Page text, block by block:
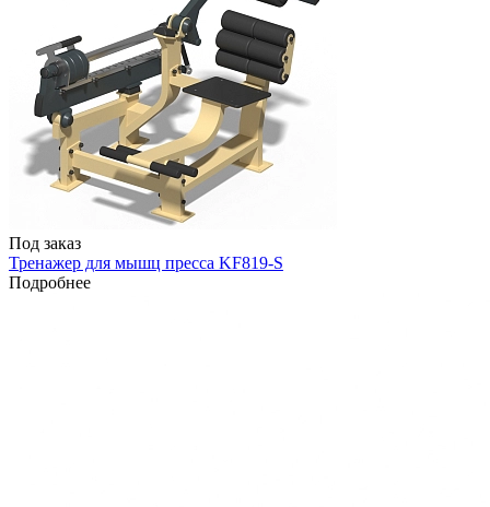
Под заказ
Тренажер для мышц пресса KF819-S
Подробнее